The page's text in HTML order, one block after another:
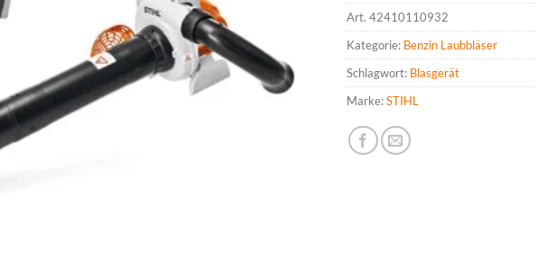
Art. 42410110932
Kategorie: Benzin Laubbläser
Schlagwort: Blasgerät
Marke:STIHL